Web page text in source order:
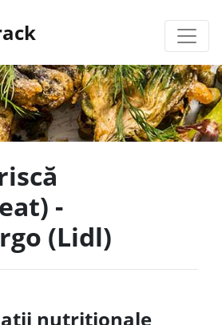
-
(Lidl)
nutriționale